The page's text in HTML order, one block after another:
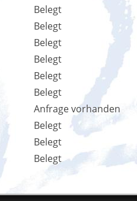
Belegt
Belegt
Belegt
Belegt
Belegt
Belegt
Anfrage vorhanden
Belegt
Belegt
Belegt